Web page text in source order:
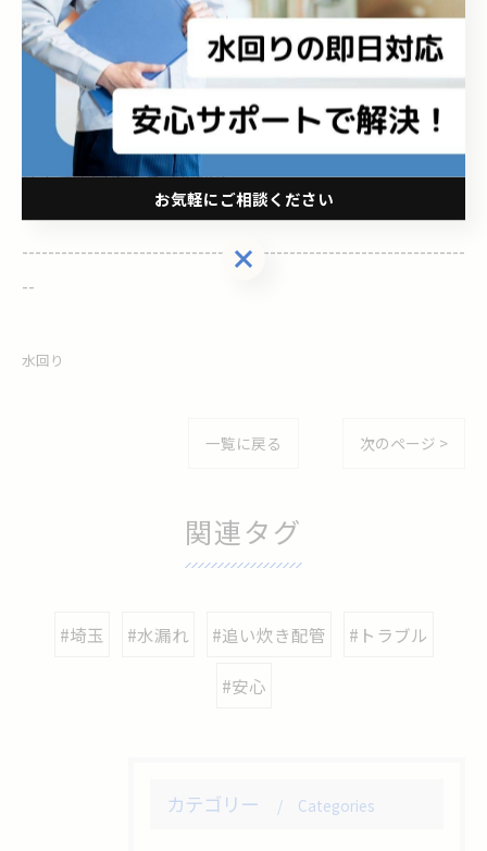
--
株式会社アクアサポート
埼玉県志木市柏町四丁目６番２７号
電話番号 : 048-280-6228
埼玉で水回りトラブル解決
--------------------------------------------------------------------
--
水回り
一覧に戻る 次のページ >
関連タグ
#埼玉 #水漏れ #追い炊き配管 #トラブル
#安心
カテゴリー Categories
お気軽にご相談ください
お気軽にご相談ください